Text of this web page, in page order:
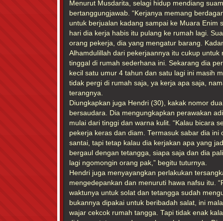
Menurut Musdarita, selagi hidup mendiang
bertanggungjawab. “Kerjanya memang
untuk berjualan kadang sampai ke Muara Enim
hari dia kerja habis itu pulang ke rumah lagi.
orang pekerja, dia yang mengatur barang.
Alhamdulillah dari pekerjaannya itu cukup untuk
tinggal di rumah sederhana ini. Sekarang dia
kecil satu umur 4 tahun dan satu lagi ini masih
tidak pergi di rumah saja, ya kerja apa saja,
terangnya.
Diungkapkan juga Hendri (30), kakak nomor
bersaudara. Dia mengungkapkan perawakan
mulai dari tinggi dan warna kulit. “Kalau bicara
pekerja keras dan diam. Termasuk sabar dia ini
santai, tapi tetap kalau dia kerjakan apa yang
bergaul dengan tetangga, siapa saja dan dia
lagi ngomongin orang pak,” begitu tuturnya.
Hendri juga menyayangkan perlakukan
mengedepankan dan menuruti hawa nafsu itu.
waktunya untuk solat dan tetangga sudah
bukannya dipakai untuk beribadah salat, ini
wajar cekcok rumah tangga. Tapi tidak enak